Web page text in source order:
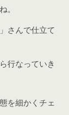
。
さんで仕立て
行なっていき
を細かくチェ